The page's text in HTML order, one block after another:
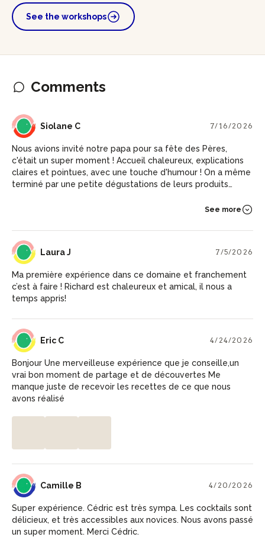
See the workshops
Comments
SC Siolane C 7/16/2026
Nous avions invité notre papa pour sa fête des Pères,
c'était un super moment ! Accueil chaleureux, explications
claires et pointues, avec une touche d'humour ! On a même
terminé par une petite dégustations de leurs produits
et de l'atelier, que pour la qualité de leurs produits. Mention
particuliers !
See more
LJ Laura J 7/5/2026
Ma première expérience dans ce domaine et franchement
c’est à faire ! Richard est chaleureux et amical, il nous a
temps appris!
EC Eric C 4/24/2026
Bonjour Une merveilleuse expérience que je conseille,un
vrai bon moment de partage et de découvertes Me
manque juste de recevoir les recettes de ce que nous
avons réalisé
CB Camille B 4/20/2026
Super expérience. Cédric est très sympa. Les cocktails sont
délicieux, et très accessibles aux novices. Nous avons passé
un super moment. Merci Cédric.